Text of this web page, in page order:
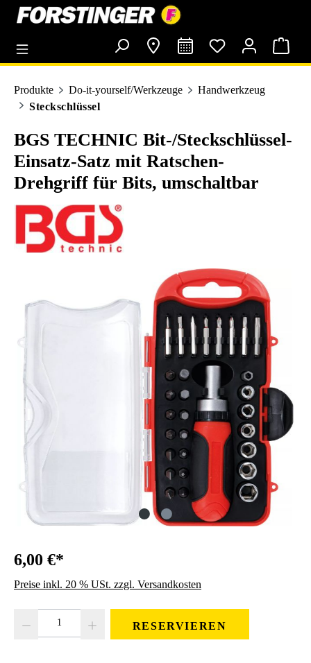
springen
Produkte Do-it-yourself/Werkzeuge
Handwerkzeug
Steckschlüssel
BGS TECHNIC Bit-/Steckschlüssel-
Einsatz-Satz mit Ratschen-
Drehgriff für Bits, umschaltbar
6,00 €*
Preise inkl. 20 % USt. zzgl. Versandkosten
RESERVIEREN